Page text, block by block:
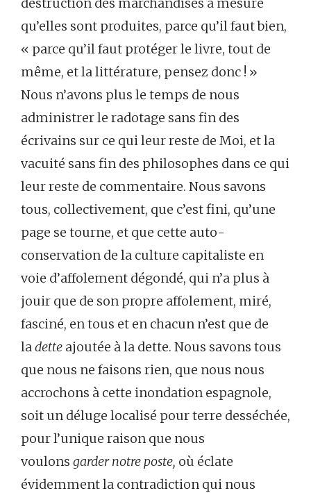
qu’elles sont produites, parce qu’il faut bien,
« parce qu’il faut protéger le livre, tout de
même, et la littérature, pensez donc ! »
Nous n’avons plus le temps de nous
administrer le radotage sans fin des
écrivains sur ce qui leur reste de Moi, et la
vacuité sans fin des philosophes dans ce qui
leur reste de commentaire. Nous savons
tous, collectivement, que c’est fini, qu’une
page se tourne, et que cette auto-
conservation de la culture capitaliste en
voie d’affolement dégondé, qui n’a plus à
jouir que de son propre affolement, miré,
fasciné, en tous et en chacun n’est que de
ladette ajoutée à la dette. Nous savons tous
que nous ne faisons rien, que nous nous
accrochons à cette inondation espagnole,
soit un déluge localisé pour terre desséchée,
pour l’unique raison que nous
voulons garder notre poste, où éclate
évidemment la contradiction qui nous